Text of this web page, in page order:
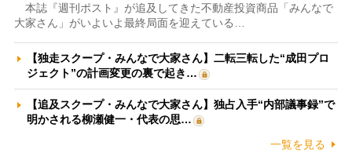
本誌『週刊ポスト』が追及してきた不動産投資商品「みんなで
大家さん」がいよいよ最終局面を迎えている…
【独走スクープ・みんなで大家さん】二転三転した“成田プロ
ジェクト”の計画変更の裏で起き…
【追及スクープ・みんなで大家さん】独占入手“内部議事録”で
明かされる柳瀬健一・代表の思…
一覧を見る